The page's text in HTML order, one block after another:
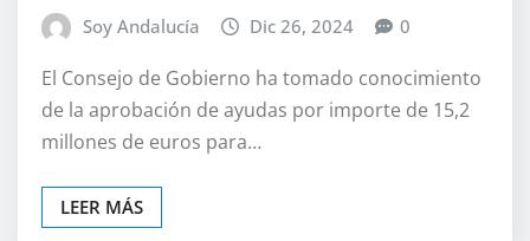
Soy Andalucía Dic 26, 2024 0
El Consejo de Gobierno ha tomado conocimiento
de la aprobación de ayudas por importe de 15,2
millones de euros para…
LEER MÁS